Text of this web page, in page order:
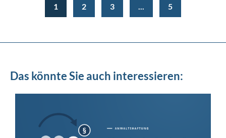
1 2 3 ... 5
Das könnte Sie auch interessieren: